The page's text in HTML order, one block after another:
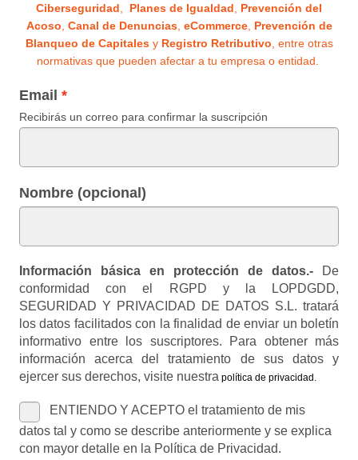
Ciberseguridad
Planes de Igualdad
Prevención del
Acoso Canal de Denuncias, eCommerce, Prevención de
Blanqueo de Capitalesy Registro Retributivo , entre otras
normativas que pueden afectar a tu empresa o entidad.
Email
Recibirás un correo para confirmar la suscripción
Nombre (opcional)
Información básica en protección de datos.- De
conformidad con el RGPD y la LOPDGDD,
SEGURIDAD Y PRIVACIDAD DE DATOS S.L. tratará
los datos facilitados con la finalidad de enviar un boletín
informativo entre los suscriptores. Para obtener más
información acerca del tratamiento de sus datos y
ejercer sus derechos, visite nuestra política de privacidad
ENTIENDO Y ACEPTO el tratamiento de mis
datos tal y como se describe anteriormente y se explica
con mayor detalle en la Política de Privacidad.